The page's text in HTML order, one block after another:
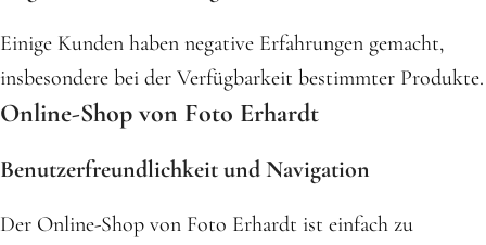
Einige Kunden haben negative Erfahrungen gemacht,
insbesondere bei der Verfügbarkeit bestimmter Produkte.
Online-Shop von Foto Erhardt
Benutzerfreundlichkeit und Navigation
Der Online-Shop von Foto Erhardt ist einfach zu